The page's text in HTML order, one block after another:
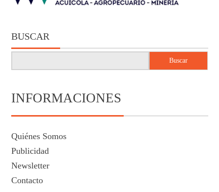
BUSCAR
Buscar
INFORMACIONES
Quiénes Somos
Publicidad
Newsletter
Contacto